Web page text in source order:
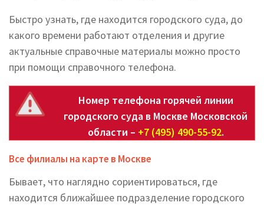
Быстро узнать, где находится городского суда, до
какого времени работают отделения и другие
актуальные справочные материалы можно просто
при помощи справочного телефона.
Номер телефона горячей линии
городского суда в Москве Московской
области – +7 (495) 490-55-92.
Все филиалы на карте в Москве
Бывает, что наглядно сориентироваться, где
находится ближайшее подразделение городского